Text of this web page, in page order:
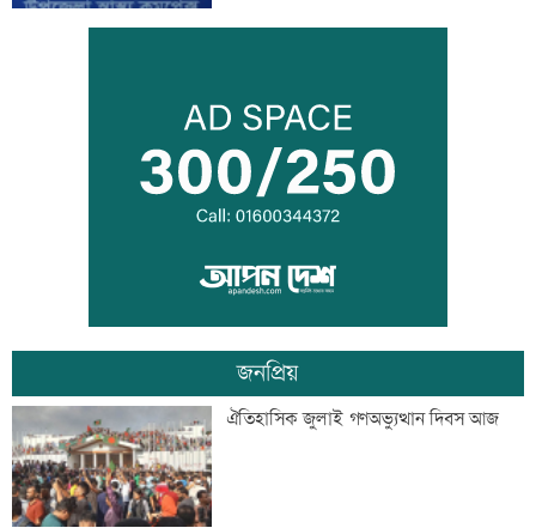
হাম উপসর্গে আরও ৫ শিশুর মৃত্যু
সূচকের উত্থানে লেনদেন ৯০৮ কোটি টাকা
শেখ হাসিনা-হাদির খুনিদের ফেরত চায়
বাংলাদেশ
জনপ্রিয়
ঐতিহাসিক জুলাই গণঅভ্যুত্থান দিবস আজ